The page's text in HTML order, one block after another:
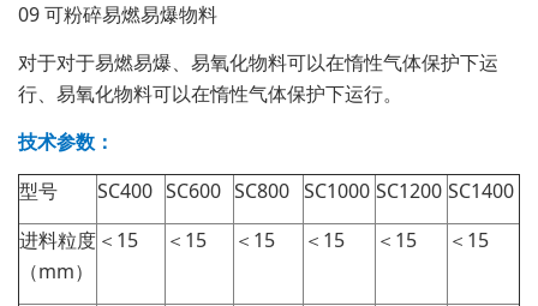
09 可粉碎易燃易爆物料
对于对于易燃易爆、易氧化物料可以在惰性气体保护下运
行、易氧化物料可以在惰性气体保护下运行。
技术参数：
型号
SC400 SC600 SC800 SC1000 SC1200 SC1400
进料粒度
（mm）
＜15 ＜15 ＜15 ＜15 ＜15 ＜15